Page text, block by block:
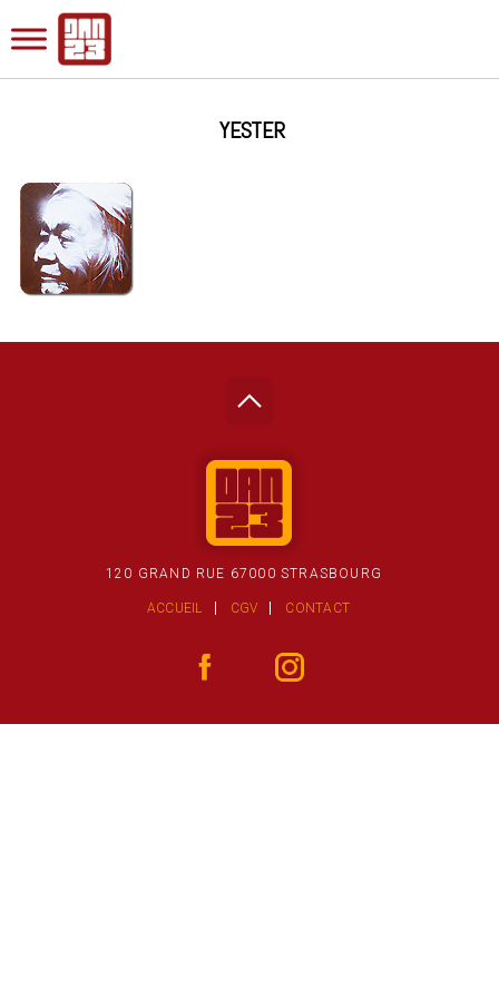
YESTER
120 GRAND RUE 67000 STRASBOURG
ACCUEIL CGV CONTACT